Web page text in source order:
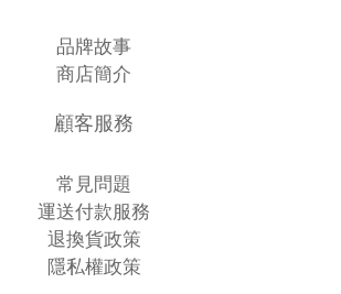
品牌故事
商店簡介
顧客服務
常見問題
運送付款服務
退換貨政策
隱私權政策